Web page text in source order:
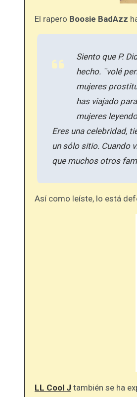
El rapero Boosie BadAzz
Siento que P.
hecho. ¨volé
mujeres
has viajado
mujeres
Eres una celebridad,
un sólo sitio. Cuando
que muchos otros
Así como leíste, lo está
LL Cool J también se ha